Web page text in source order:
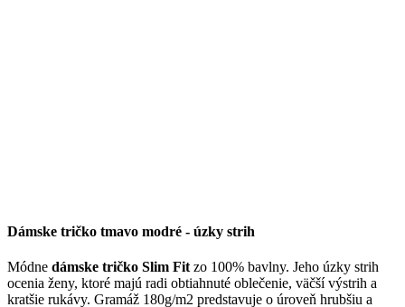
Dámske tričko tmavo modré - úzky strih
Módne dámske tričko Slim Fit zo 100% bavlny. Jeho úzky strih
ocenia ženy, ktoré majú radi obtiahnuté oblečenie, väčší výstrih a
kratšie rukávy. Gramáž 180g/m2 predstavuje o úroveň hrubšiu a